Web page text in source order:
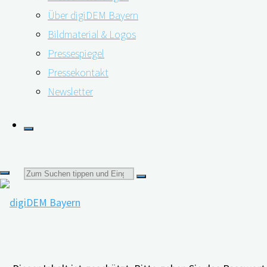
Über digiDEM Bayern
Bildmaterial & Logos
Pressespiegel
Pressekontakt
Newsletter
Suchen
Forschungspartner*innen"
Was ist bei der Teilnehmendengewinnung
13.05.202211.04.2023